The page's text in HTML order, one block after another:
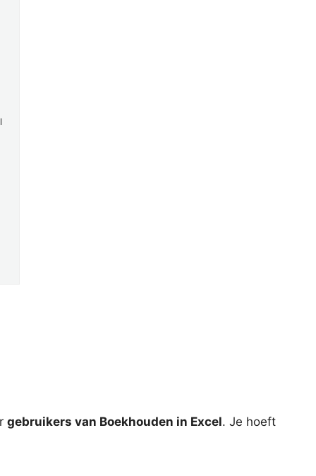
gebruikers van Boekhouden in Excel. Je hoeft